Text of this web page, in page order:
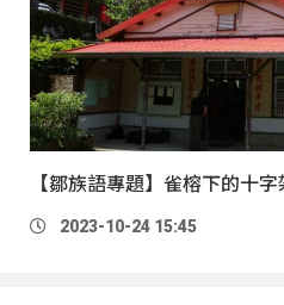
【鄒族語專題】雀榕下的十
2023-10-24 15:45